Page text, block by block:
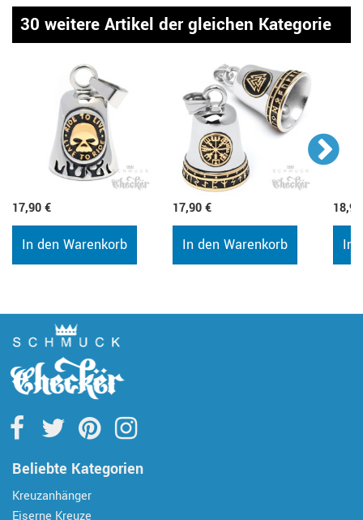
30 weitere Artikel der gleichen Kategorie
17,90 €
In den Warenkorb
17,90 €
In den Warenkorb In
Beliebte Kategorien
Kreuzanhänger
Eiserne Kreuze